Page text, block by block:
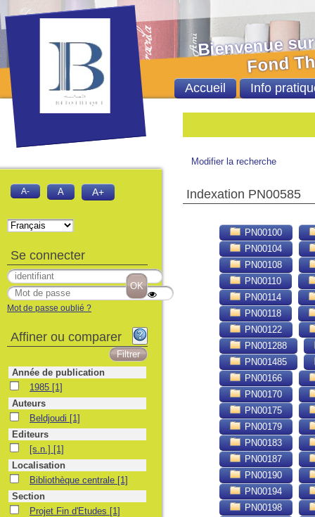
Modifier la recherche
Indexation PN00585
PN00100
PN00104
PN00108
PN00110
PN00114
PN00118
PN00122
PN001288
PN001485
PN00166
PN00170
PN00175
PN00179
PN00183
PN00187
PN00190
PN00194
PN00198
Bienvenue sur
Fond Thèses
Accueil Info
A- A A+
Se connecter
Mot de passe oublié ?
Affiner ou comparer
Année de publication
1985 1985 [1]
Auteurs
BeldjoudiBeldjoudi [1]
Editeurs
[s.n.][s.n.] [1]
Localisation
Bibliothèque centrale
Bibliothèque centrale [1]
Section
Projet Fin d'Etudes
Projet Fin d'Etudes [1]